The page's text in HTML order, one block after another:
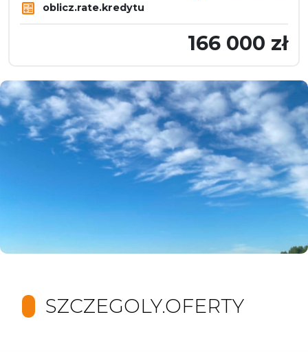
oblicz.rate.kredytu
166 000 zł
SZCZEGOLY.OFERTY